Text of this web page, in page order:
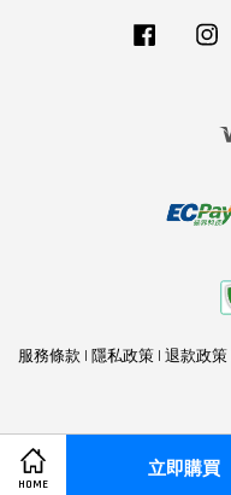
HOME
立即購買
Facebook
服務條款 | 隱私政策 | 退款政策
Share on Facebook